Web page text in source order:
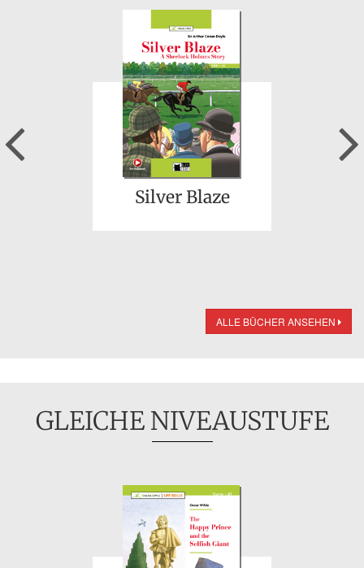
Silver Blaze
Previous
ALLE BÜCHER ANSEHEN
GLEICHE NIVEAUSTUFE